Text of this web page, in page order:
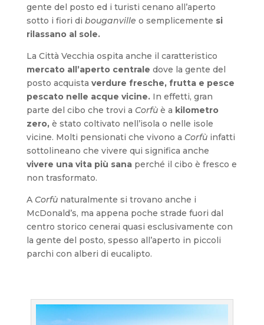
gente del posto ed i turisti cenano all’aperto
sotto i fiori di bouganville o semplicemente si
rilassano al sole.
La Città Vecchia ospita anche il caratteristico
mercato all’aperto centrale dove la gente del
posto acquista verdure fresche, frutta e pesce
pescato nelle acque vicine.In effetti, gran
parte del cibo che trovi a Corfùè a kilometro
zero,è stato coltivato nell’isola o nelle isole
vicine. Molti pensionati che vivono a Corfùinfatti
sottolineano che vivere qui significa anche
vivere una vita più sanaperché il cibo è fresco e
non trasformato.
A Corfùnaturalmente si trovano anche i
McDonald’s, ma appena poche strade fuori dal
centro storico cenerai quasi esclusivamente con
la gente del posto, spesso all’aperto in piccoli
parchi con alberi di eucalipto.